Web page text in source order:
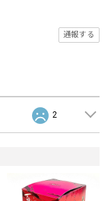
通報する
2